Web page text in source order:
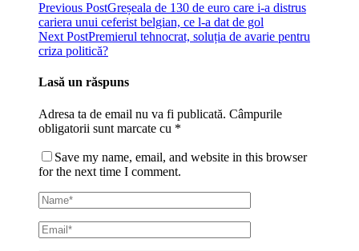
Previous PostGreșeala de 130 de euro care i-a distrus
cariera unui ceferist belgian, ce l-a dat de gol
Next PostPremierul tehnocrat, soluția de avarie pentru
criza politică?
Lasă un răspuns
Adresa ta de email nu va fi publicată. Câmpurile
obligatorii sunt marcate cu *
Save my name, email, and website in this browser
for the next time I comment.